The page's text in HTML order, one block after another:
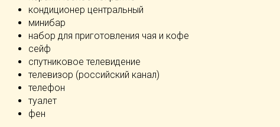
кондиционер центральный
минибар
набор для приготовления чая и кофе
сейф
спутниковое телевидение
телевизор (российский канал)
телефон
туалет
фен